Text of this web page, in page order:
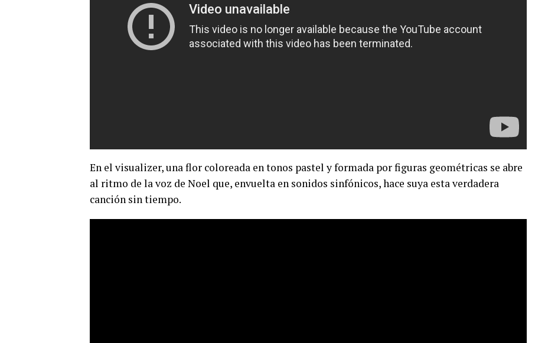
En el visualizer, una flor coloreada en tonos pastel y formada por figuras geométricas se abre
al ritmo de la voz de Noel que, envuelta en sonidos sinfónicos, hace suya esta verdadera
canción sin tiempo.